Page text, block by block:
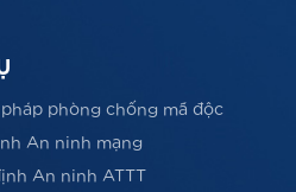
phòng chống mã độc
An ninh mạng
An ninh ATTT